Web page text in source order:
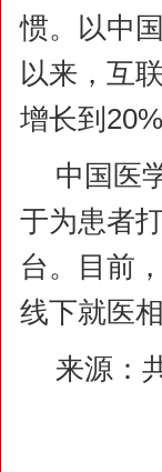
惯。以中
以来，互
增长到20%
中国医
于为患者
台。目前
线下就医
来源：